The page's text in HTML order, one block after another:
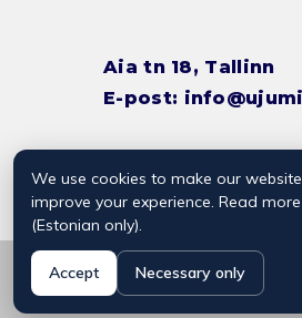
Aia tn 18, Tallinn
E-post:
TREENERITE
© 2026 Kalevi
We use cookies to make our
improve your experience. Read
(Estonian only).
Accept Necessary only